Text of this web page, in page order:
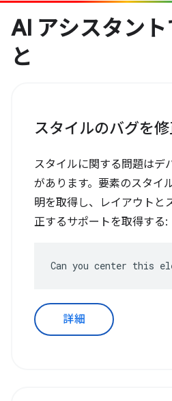
AI アシスタン
と
スタイルのバグを
スタイルに関する問題はデ
があります。要素のスタイ
明を取得し、レイアウトと
正するサポートを取得する:
Can you center this
詳細